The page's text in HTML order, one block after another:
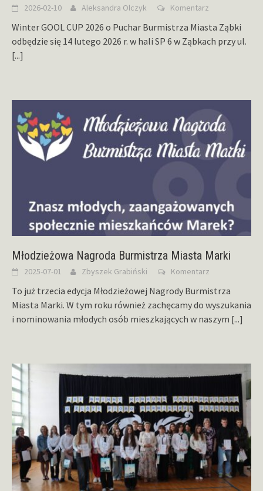
2026-02-10 Aleksandra Olczyk Komentarz
Winter GOOL CUP 2026 o Puchar Burmistrza Miasta Ząbki
odbędzie się 14 lutego 2026 r. w hali SP 6 w Ząbkach przy ul.
[...]
Młodzieżowa Nagroda Burmistrza Miasta Marki
2025-07-01 Zbyszek Grabiński Komentarz
To już trzecia edycja Młodzieżowej Nagrody Burmistrza
Miasta Marki. W tym roku również zachęcamy do wyszukania
i nominowania młodych osób mieszkających w naszym [...]